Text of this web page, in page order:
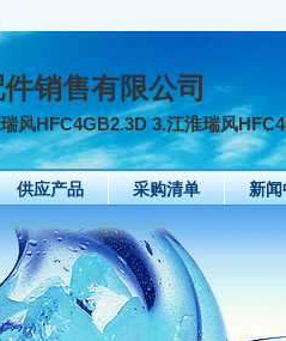
销售有限公司
风HFC4GB2.3D 3.江淮瑞风
供应产品 采购清单 新闻